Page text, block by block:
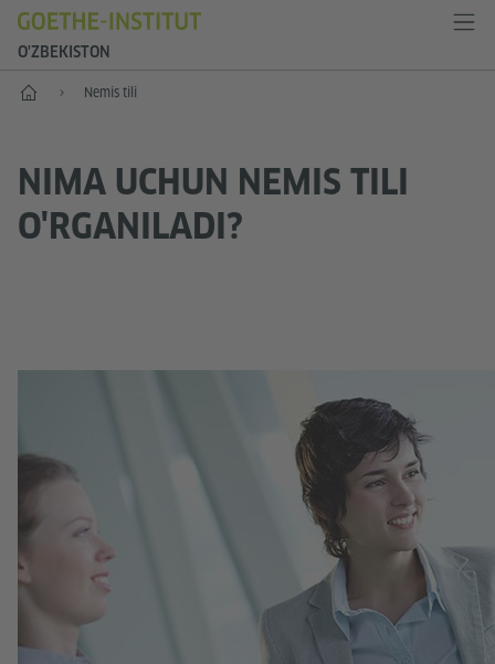
O'ZBEKISTON
Bosh sahifaNemis tili
NIMA UCHUN NEMIS TILI
O'RGANILADI?